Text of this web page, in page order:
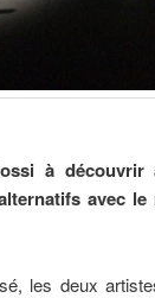
à
avec
les deux